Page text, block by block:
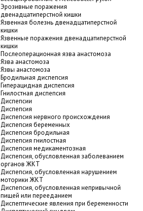
Эрозивные поражения
двенадцатиперстной кишки
Язвенная болезнь двенадцатиперстной
кишки
Язвенные поражения двенадцатиперстной
кишки
Послеоперационная язва анастомоза
Язва анастомоза
Язвы анастомоза
Бродильная диспепсия
Гиперацидная диспепсия
Гнилостная диспепсия
Диспепсии
Диспепсия
Диспепсия нервного происхождения
Диспепсия беременных
Диспепсия бродильная
Диспепсия гнилостная
Диспепсия медикаментозная
Диспепсия, обусловленная заболеванием
органов ЖКТ
Диспепсия, обусловленная нарушением
моторики ЖКТ
Диспепсия, обусловленная непривычной
пищей или перееданием
Диспептические явления при беременности